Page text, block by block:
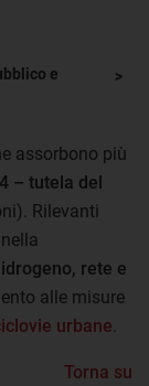
e
assorbono più
– tutela del
Rilevanti
rete e
alle misure
urbane
Torna su